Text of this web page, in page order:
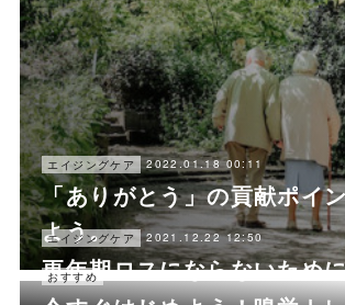
エイジングケア 2022.01.18 00:11
「ありがとう」の貢献ポイ
よう。
エイジングケア 2021.12.22 12:50
更年期ロスにならないため
おすすめ